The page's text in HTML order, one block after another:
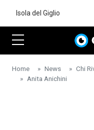
Isola del Giglio
Home News Chi
Anita Anichini